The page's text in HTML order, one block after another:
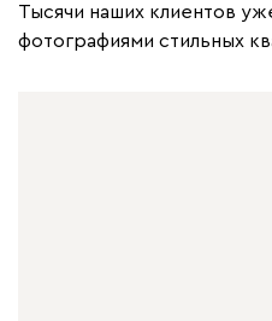
Тысячи наших клиентов
фотографиями стильных